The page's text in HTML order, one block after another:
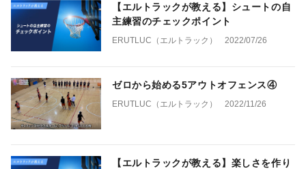
【エルトラックが教える】シュートの自
主練習のチェックポイント
ERUTLUC（エルトラック） 2022/07/26
ゼロから始める5アウトオフェンス④
ERUTLUC（エルトラック） 2022/11/26
【エルトラックが教える】楽しさを作り